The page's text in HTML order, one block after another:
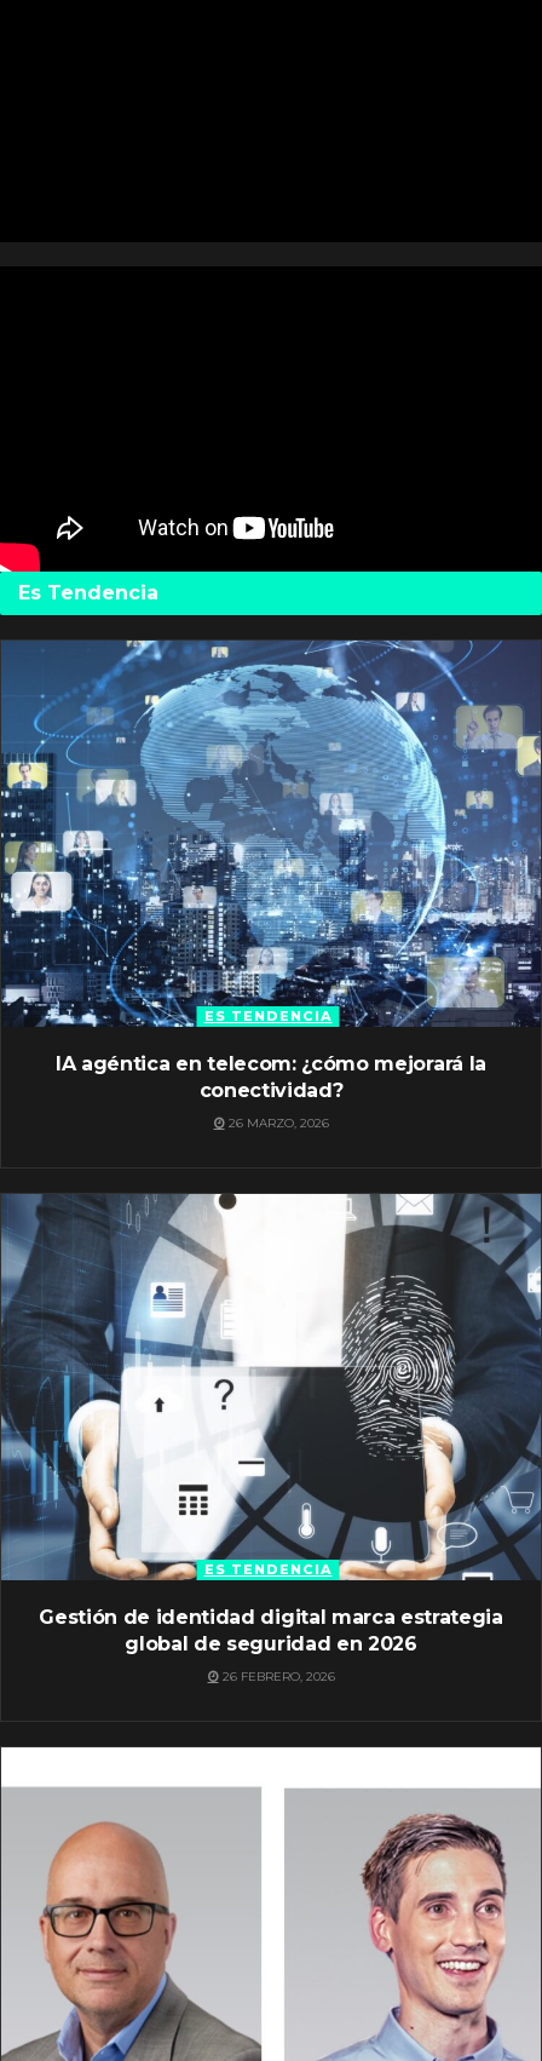
Es Tendencia
ES TENDENCIA
IA agéntica en telecom: ¿cómo mejorará la
conectividad?
26 MARZO, 2026
ES TENDENCIA
Gestión de identidad digital marca estrategia
global de seguridad en 2026
26 FEBRERO, 2026